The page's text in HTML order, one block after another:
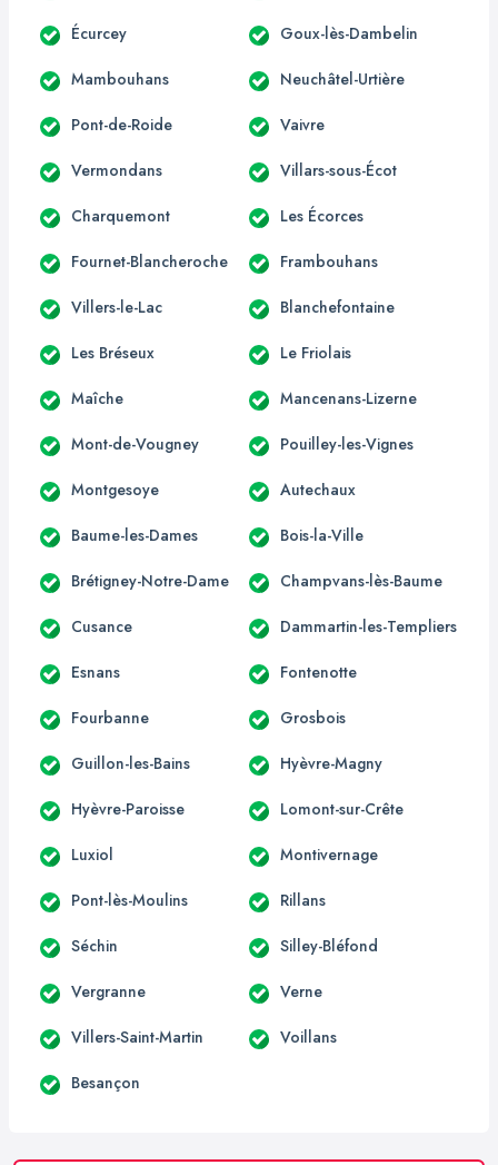
Écurcey Goux-lès-Dambelin
Mambouhans Neuchâtel-Urtière
Pont-de-Roide Vaivre
Vermondans Villars-sous-Écot
Charquemont Les Écorces
Fournet-Blancheroche Frambouhans
Villers-le-Lac Blanchefontaine
Les Bréseux Le Friolais
Maîche Mancenans-Lizerne
Mont-de-Vougney Pouilley-les-Vignes
Montgesoye Autechaux
Baume-les-Dames Bois-la-Ville
Brétigney-Notre-Dame Champvans-lès-Baume
Cusance Dammartin-les-Templiers
Esnans Fontenotte
Fourbanne Grosbois
Guillon-les-Bains Hyèvre-Magny
Hyèvre-Paroisse Lomont-sur-Crête
Luxiol Montivernage
Pont-lès-Moulins Rillans
Séchin Silley-Bléfond
Vergranne Verne
Villers-Saint-Martin Voillans
Besançon